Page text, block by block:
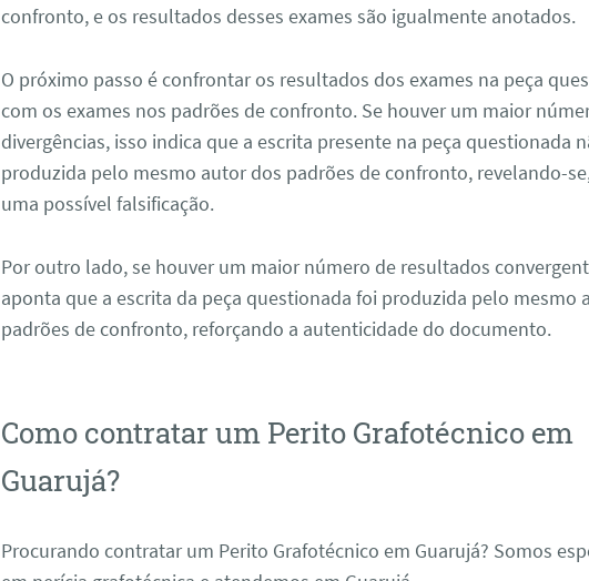
confronto, e os resultados desses exames são igualmente anotados.
O próximo passo é confrontar os resultados dos exames na peça
com os exames nos padrões de confronto. Se houver um maior
divergências, isso indica que a escrita presente na peça questionada
produzida pelo mesmo autor dos padrões de confronto, revelando-
uma possível falsificação.
Por outro lado, se houver um maior número de resultados
aponta que a escrita da peça questionada foi produzida pelo mesmo
padrões de confronto, reforçando a autenticidade do documento.
Como contratar um Perito Grafotécnico em
Guarujá?
Procurando contratar um Perito Grafotécnico em Guarujá? Somos